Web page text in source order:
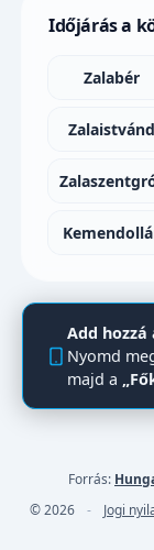
Időjárás a
Zalabér
Zalaistvánd
Add
Nyomd
majd a
Forrás:
© 2026
- Jogi